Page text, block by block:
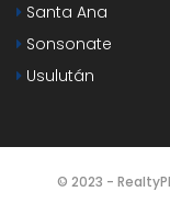
Santa Ana
Sonsonate
Usulután
© 2023 -